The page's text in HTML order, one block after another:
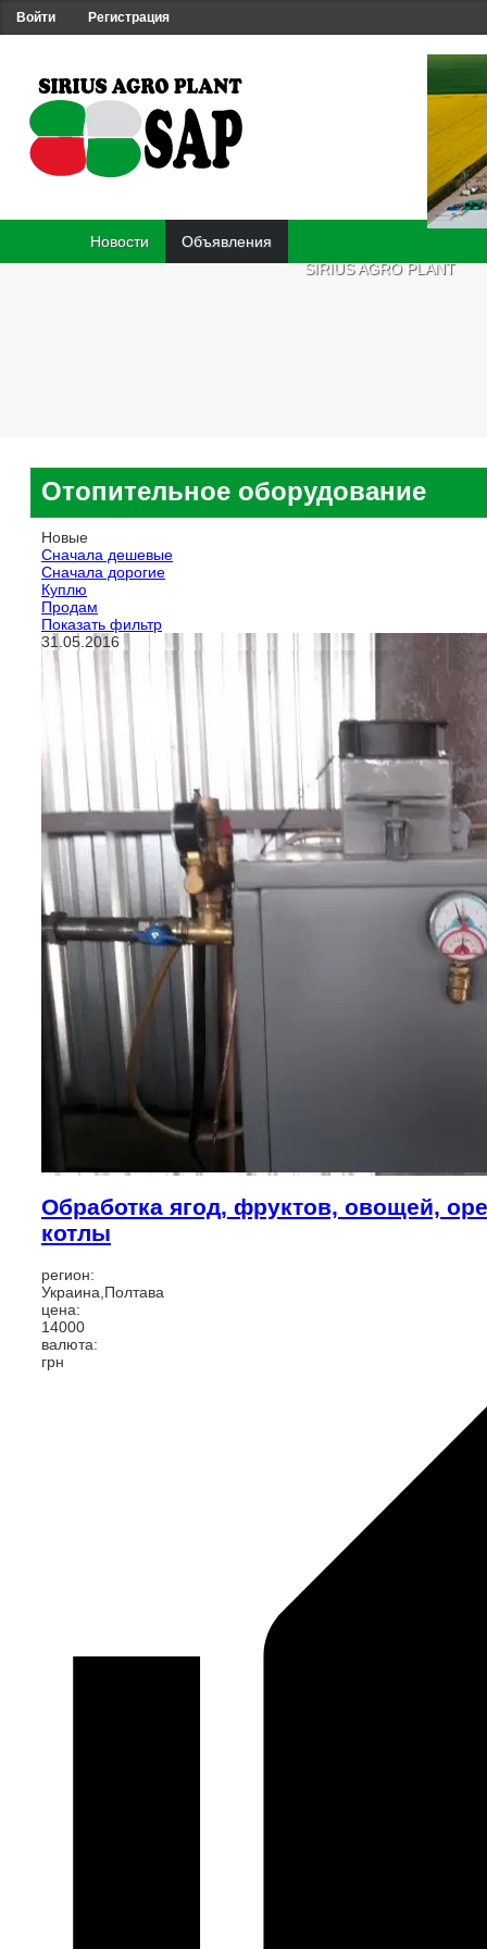
Войти Регистрация
Новости
Объявления
SIRIUS AGRO PLANT
Отопительное оборудование
Новые
Сначала дешевые
Сначала дорогие
Куплю
Продам
Показать фильтр
31.05.2016
Обработка ягод, фруктов, овощей,
котлы
регион:
Украина,Полтава
цена:
14000
валюта:
грн